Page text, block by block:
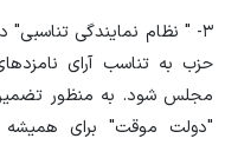
۳- " نظام نمایندگی
حزب به تناسب آرای
مجلس شود. به منظور تضمین
"دولت موقت" برای همیشه